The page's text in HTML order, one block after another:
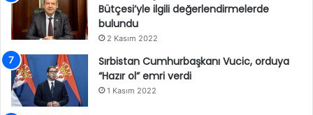
Bütçesi’yle ilgili değerlendirmelerde
bulundu
2 Kasım 2022
Sırbistan Cumhurbaşkanı Vucic, orduya
“Hazır ol” emri verdi
1 Kasım 2022